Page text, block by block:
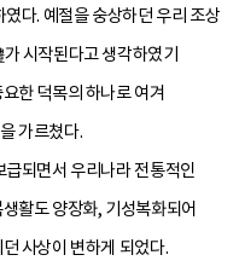
다. 예절을 숭상하던 우리 조상
시작된다고 생각하였기
한 덕목의 하나로 여겨
가르쳤다.
되면서 우리나라 전통적인
활도 양장화, 기성복화되어
사상이 변하게 되었다.